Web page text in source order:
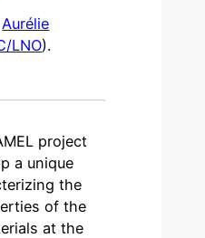
Aurélie
LNO).
project
a unique
the
of the
at the